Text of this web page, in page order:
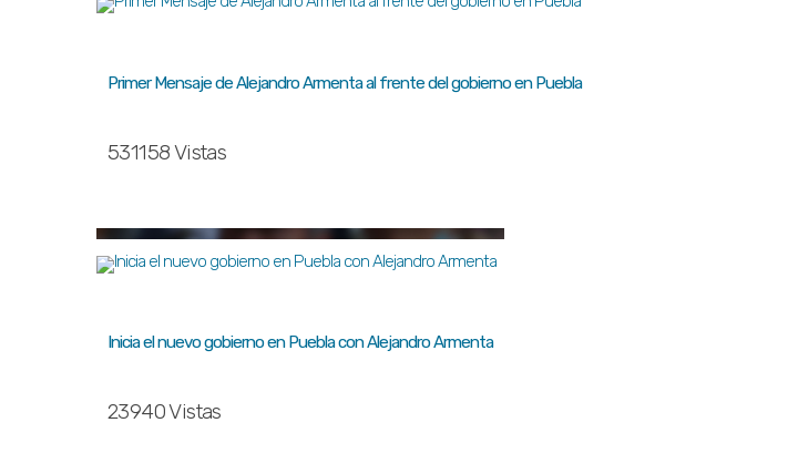
Primer Mensaje de Alejandro Armenta al frente del gobierno en Puebla
531158 Vistas
Inicia el nuevo gobierno en Puebla con Alejandro Armenta
23940 Vistas